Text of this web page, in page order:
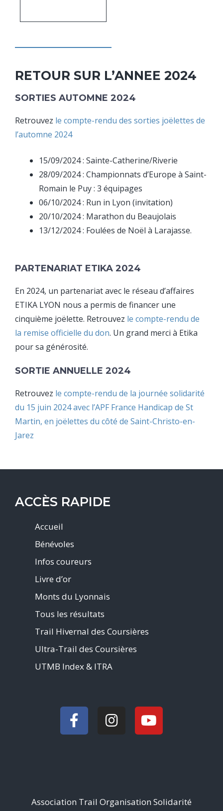
RETOUR SUR L’ANNEE 2024
SORTIES AUTOMNE 2024
Retrouvez le compte-rendu des sorties joëlettes de
l’automne 2024
15/09/2024 : Sainte-Catherine/Riverie
28/09/2024 : Championnats d’Europe à Saint-
Romain le Puy : 3 équipages
06/10/2024 : Run in Lyon (invitation)
20/10/2024 : Marathon du Beaujolais
13/12/2024 : Foulées de Noël à Larajasse.
PARTENARIAT ETIKA 2024
En 2024, un partenariat avec le réseau d’affaires
ETIKA LYON nous a permis de financer une
cinquième joëlette. Retrouvez le compte-rendu de
la remise officielle du don. Un grand merci à Etika
pour sa générosité.
SORTIE ANNUELLE 2024
Retrouvez le compte-rendu de la journée solidarité
du 15 juin 2024 avec l’APF France Handicap de St
Martin, en joëlettes du côté de Saint-Christo-en-
Jarez
ACCÈS RAPIDE
Accueil
Bénévoles
Infos coureurs
Livre d’or
Monts du Lyonnais
Tous les résultats
Trail Hivernal des Coursières
Ultra-Trail des Coursières
UTMB Index & ITRA
Association Trail Organisation Solidarité